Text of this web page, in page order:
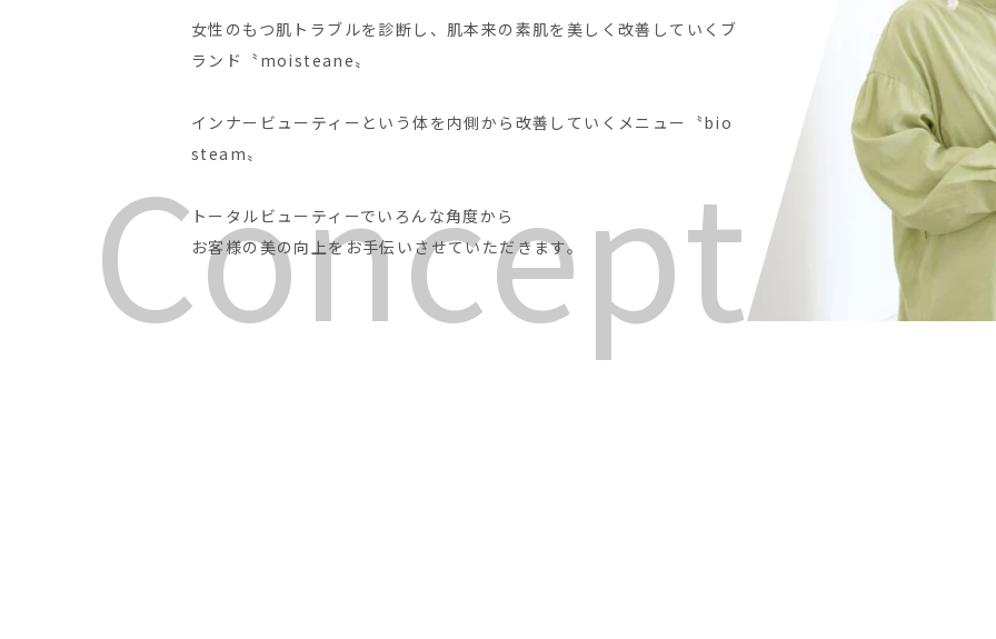
女性のもつ肌トラブルを診断し、肌本来の 素肌を美しく改善していくブ
ランド〝moisteane〟
インナービューティーという体を内側から 改善していくメニュー〝bio
steam〟
トータルビューティーでいろんな角度から
お客様の美の向上をお手伝いさせていただきます。
Concept